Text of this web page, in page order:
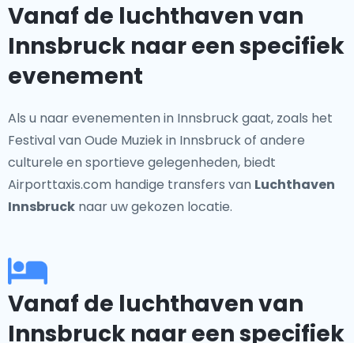
Vanaf de luchthaven van
Innsbruck naar een specifiek
evenement
Als u naar evenementen in Innsbruck gaat, zoals het
Festival van Oude Muziek in Innsbruck of andere
culturele en sportieve gelegenheden, biedt
Airporttaxis.com handige transfers van Luchthaven
Innsbruck naar uw gekozen locatie.
Vanaf de luchthaven van
Innsbruck naar een specifiek